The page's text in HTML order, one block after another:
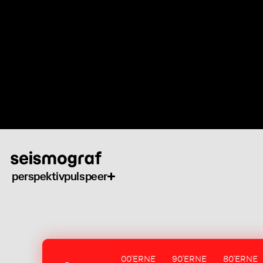
perspektivpulspeer
00'ERNE 90'ERNE 80'ERNE